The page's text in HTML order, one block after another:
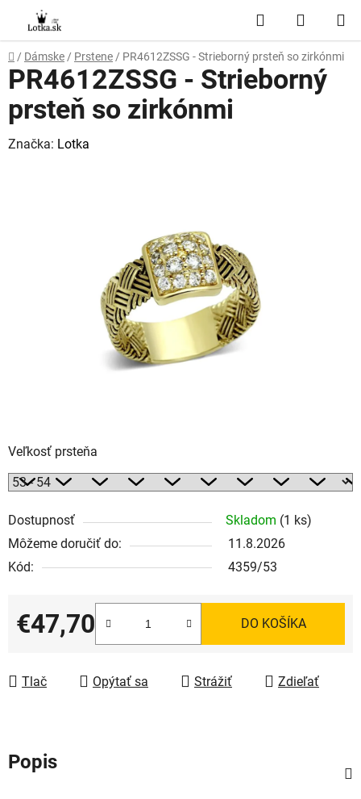
obsah
Hľadať
KOŠÍK
Domov
/ Dámske / Prstene / PR4612ZSSG - Strieborný prsteň so zirkónmi
Veľkosť prsteňa
Dostupnosť Skladom (1 ks)
Môžeme doručiť do:
11.8.2026
Kód:
4359/53
€47,70
Jednotková cena:
DO KOŠÍKA
Tlač Opýtať sa Strážiť Zdieľať
PR4612ZSSG - Strieborný
prsteň so zirkónmi
Značka: Lotka
Popis